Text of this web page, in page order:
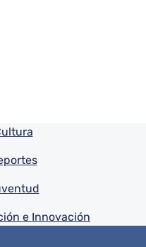
e Innovación